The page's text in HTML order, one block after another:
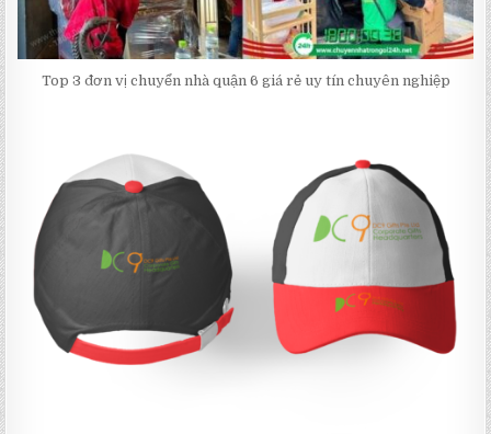
Top 3 đơn vị chuyển nhà quận 6 giá rẻ uy tín chuyên nghiệp